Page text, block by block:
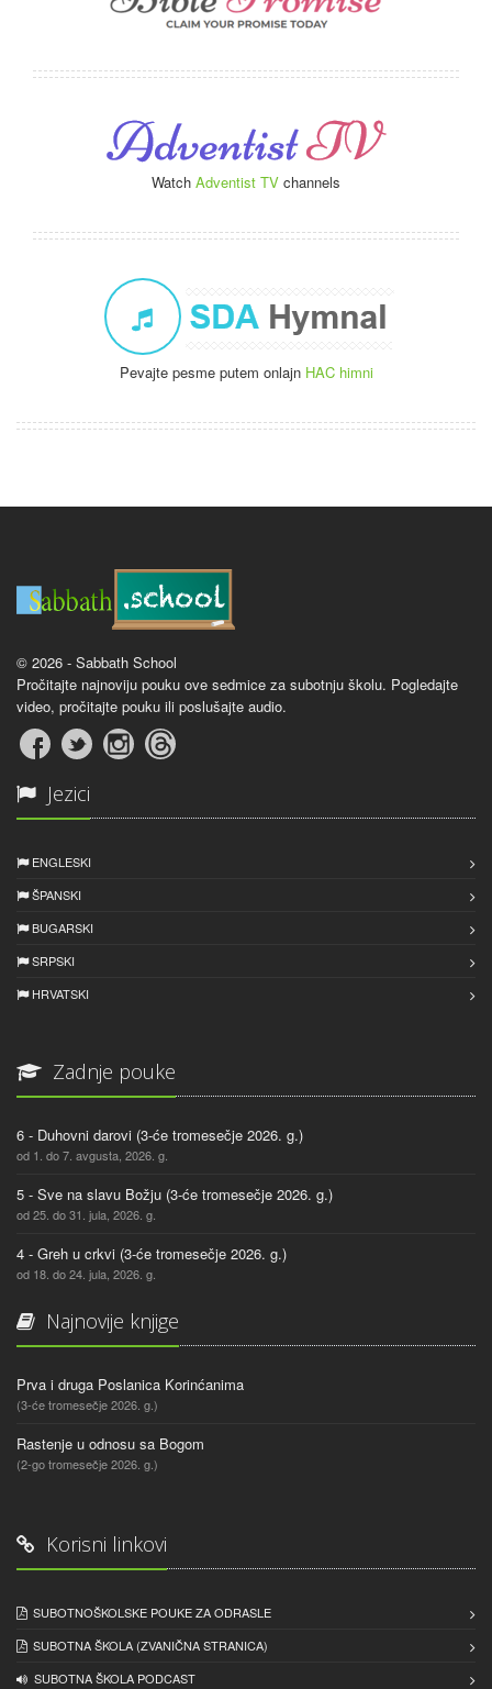
Watch Adventist TV channels
Pevajte pesme putem onlajn HAC himni
© 2026 - Sabbath School
Pročitajte najnoviju pouku ove sedmice za subotnju školu. Pogledajte
video, pročitajte pouku ili poslušajte audio.
Jezici
ENGLESKI
ŠPANSKI
BUGARSKI
SRPSKI
HRVATSKI
Zadnje pouke
6 - Duhovni darovi (3-će tromesečje 2026. g.)
od 1. do 7. avgusta, 2026. g.
5 - Sve na slavu Božju (3-će tromesečje 2026. g.)
od 25. do 31. jula, 2026. g.
4 - Greh u crkvi (3-će tromesečje 2026. g.)
od 18. do 24. jula, 2026. g.
Najnovije knjige
Prva i druga Poslanica Korinćanima
(3-će tromesečje 2026. g.)
Rastenje u odnosu sa Bogom
(2-go tromesečje 2026. g.)
Korisni linkovi
SUBOTNOŠKOLSKE POUKE ZA ODRASLE
SUBOTNA ŠKOLA (ZVANIČNA STRANICA)
SUBOTNA ŠKOLA PODCAST